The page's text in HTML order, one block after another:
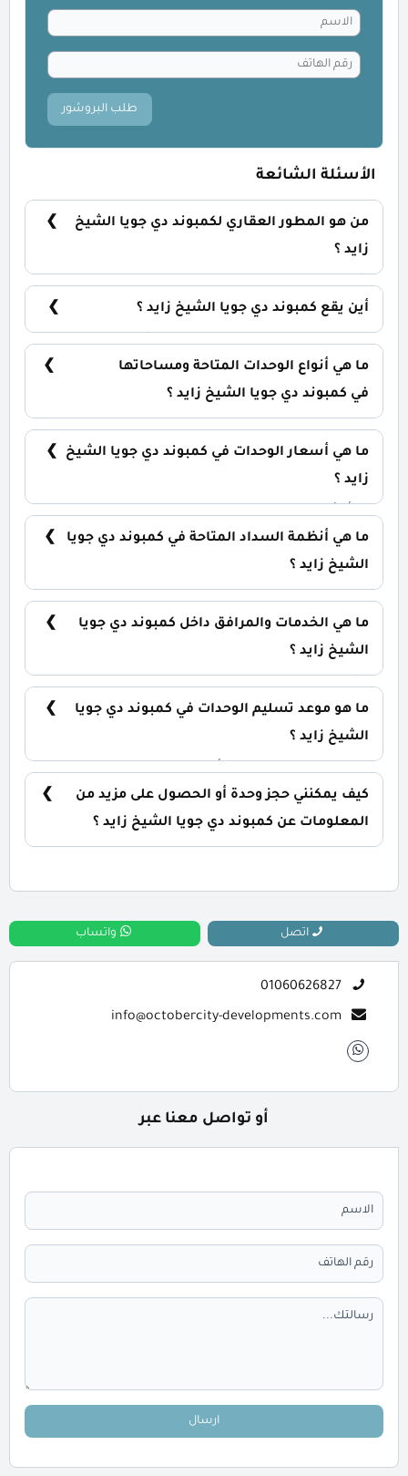
طلب البروشور
الأسئلة الشائعة
من هو المطور العقاري لكمبوند دي جويا الشيخ
زايد ؟
أين يقع كمبوند دي جويا الشيخ زايد ؟
بمسافة ثلاث دقائق من مطار سفنكس الدولي.
ما هي أنواع الوحدات المتاحة ومساحاتها
في كمبوند دي جويا الشيخ زايد ؟
تشمل: شقق سكنية: تبدأ من 74 متر² دوبلكس: تبدأ من
282 متر² توين هاوس: تبدأ من 250 متر² فلل مستقلة:
تبدأ من 302 متر²
ما هي أسعار الوحدات في كمبوند دي جويا الشيخ
زايد ؟
الوحدة والمساحة، كما أن الأسعار قابلة للتغيير حسب
تطورات السوق.
ما هي أنظمة السداد المتاحة في كمبوند دي جويا
الشيخ زايد ؟
المبلغ على فترة تصل إلي 10 سنوات بدون أي فوائد.
ما هي الخدمات والمرافق داخل كمبوند دي جويا
الشيخ زايد ؟
صناعية، نادي اجتماعي، مناطق ترفيهية للأطفال،
حمامات سباحة، ومناطق تجارية.
ما هو موعد تسليم الوحدات في كمبوند دي جويا
الشيخ زايد ؟
مع إمكانية التسليم نصف تشطيب أو تشطيب كامل
حسب رغبة العميل.
كيف يمكنني حجز وحدة أو الحصول على مزيد من
المعلومات عن كمبوند دي جويا الشيخ زايد ؟
اتصل واتساب
01060626827
info@octobercity-developments.com
أو تواصل معنا عبر
ارسال